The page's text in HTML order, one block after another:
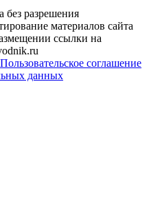
без разрешения
материалов сайта
ссылки на
Пользовательское соглашение
данных